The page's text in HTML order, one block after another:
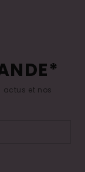
actus et nos